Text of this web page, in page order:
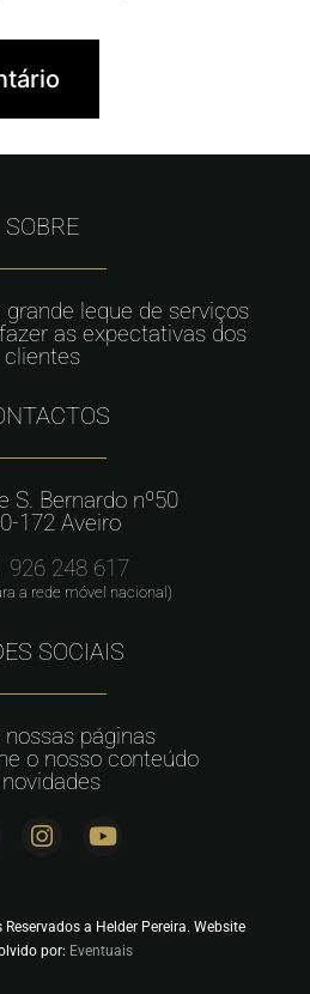
SOBRE
leque de serviços
as expectativas dos
clientes
S. Bernardo nº50
172 Aveiro
926 248 617
a rede móvel nacional)
SOCIAIS
nossas páginas
o nosso conteúdo
a Helder Pereira. Website
por: Eventuais